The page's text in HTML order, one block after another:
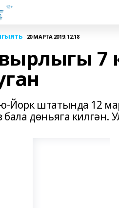
20 МАРТА 2019, 12:18
7
Йорк штатында 12
бала дөньяга килгән.